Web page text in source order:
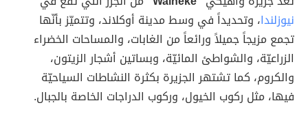
نيوزلندا، وتحديداً في وسط مدينة أوكلاند، وتتميّز بأنّها
تجمع مزيجاً جميلاً ورائعاً من الغابات، والمساحات الخضراء
الزراعيّة، والشواطئ المائيّة، وبساتين أشجار الزيتون،
والكروم، كما تشتهر الجزيرة بكثرة النشاطات السياحيّة
فيها، مثل ركوب الخيول، وركوب الدراجات الخاصة بالجبال.